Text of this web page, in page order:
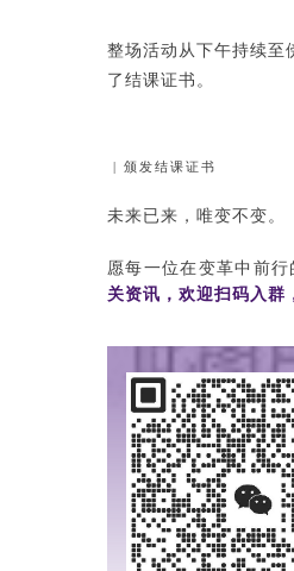
整场活动从下午持续至
了结课证书。
| 颁发结课证书
未来已来，唯变不变。
愿每一位在变革中前
关资讯，欢迎扫码入